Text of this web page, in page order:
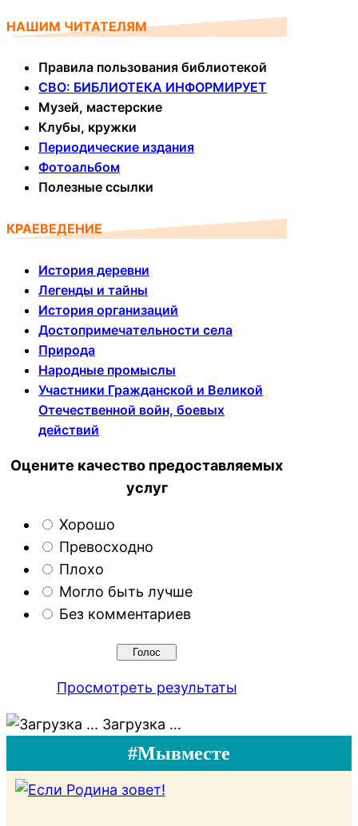
НАШИМ ЧИТАТЕЛЯМ
Правила пользования библиотекой
СВО: БИБЛИОТЕКА ИНФОРМИРУЕТ
Музей, мастерские
Клубы, кружки
Периодические издания
Фотоальбом
Полезные ссылки
КРАЕВЕДЕНИЕ
История деревни
Легенды и тайны
История организаций
Достопримечательности села
Природа
Народные промыслы
Участники Гражданской и Великой
Отечественной войн, боевых
действий
Оцените качество предоставляемых
услуг
Хорошо
Превосходно
Плохо
Могло быть лучше
Без комментариев
Просмотреть результаты
Загрузка …
#Мывместе